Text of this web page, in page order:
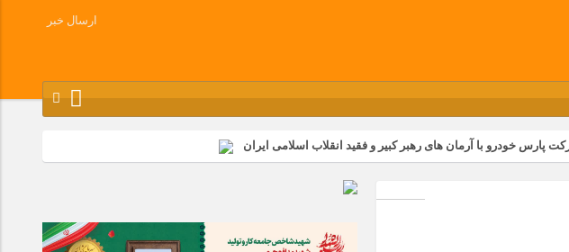
ارسال خبر
پارس خودرو با آرمان های رهبر کبیر و فقید انقلاب اسلامی ایران
در بزرگترین مسابقات گل کوچک جهان شرکت کرد